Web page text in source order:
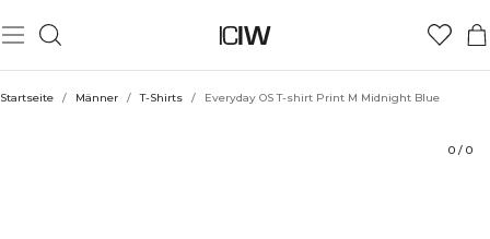
Startseite / Männer / T-Shirts / Everyday OS T-shirt Print M Midnight Blue
0 / 0